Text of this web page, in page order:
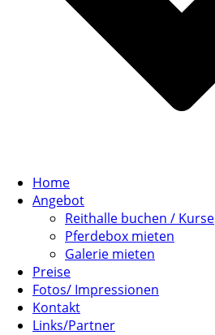
Home
Angebot
Reithalle buchen / Kurse
Pferdebox mieten
Galerie mieten
Preise
Fotos/ Impressionen
Kontakt
Links/Partner